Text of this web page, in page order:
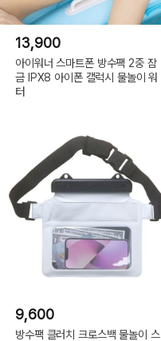
13,900
아이워너 스마트폰 방수팩 2중 잠
금 IPX8 아이폰 갤럭시 물놀이 워
터
9,600
방수팩 클러치 크로스백 물놀이 스